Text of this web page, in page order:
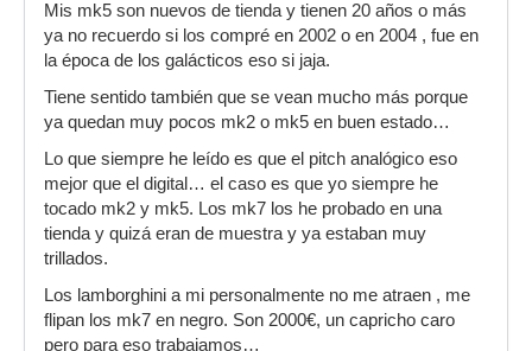
Mis mk5 son nuevos de tienda y tienen 20 años o más
ya no recuerdo si los compré en 2002 o en 2004 , fue en
la época de los galácticos eso si jaja.
Tiene sentido también que se vean mucho más porque
ya quedan muy pocos mk2 o mk5 en buen estado…
Lo que siempre he leído es que el pitch analógico eso
mejor que el digital… el caso es que yo siempre he
tocado mk2 y mk5. Los mk7 los he probado en una
tienda y quizá eran de muestra y ya estaban muy
trillados.
Los lamborghini a mi personalmente no me atraen , me
flipan los mk7 en negro. Son 2000€, un capricho caro
pero para eso trabajamos…